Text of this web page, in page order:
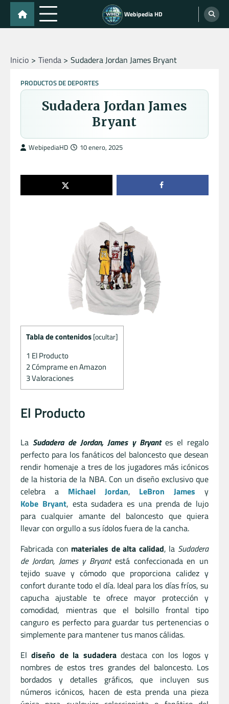
Skip
content
Webipedia HD
Inicio Tienda Sudadera Jordan James Bryant
PRODUCTOS DE DEPORTES
Sudadera Jordan James
Bryant
WebipediaHD 10 enero, 2025
Tabla de contenidos [ocultar]
1 El Producto
2Cómprame en Amazon
3Valoraciones
El Producto
La Sudadera de Jordan, James y Bryantes el regalo
perfecto para los fanáticos del baloncesto que desean
rendir homenaje a tres de los jugadores más icónicos
de la historia de la NBA. Con un diseño exclusivo que
celebra a Michael Jordan, LeBron James y
Kobe Bryant, esta sudadera es una prenda de lujo
para cualquier amante del baloncesto que quiera
llevar con orgullo a sus ídolos fuera de la cancha.
Fabricada con materiales de alta calidad, la Sudadera
de Jordan, James y Bryantestá confeccionada en un
tejido suave y cómodo que proporciona calidez y
confort durante todo el día. Ideal para los días fríos, su
capucha ajustable te ofrece mayor protección y
comodidad, mientras que el bolsillo frontal tipo
canguro es perfecto para guardar tus pertenencias o
simplemente para mantener tus manos cálidas.
Eldiseño de la sudaderadestaca con los logos y
nombres de estos tres grandes del baloncesto. Los
bordados y detalles gráficos, que incluyen sus
números icónicos, hacen de esta prenda una pieza